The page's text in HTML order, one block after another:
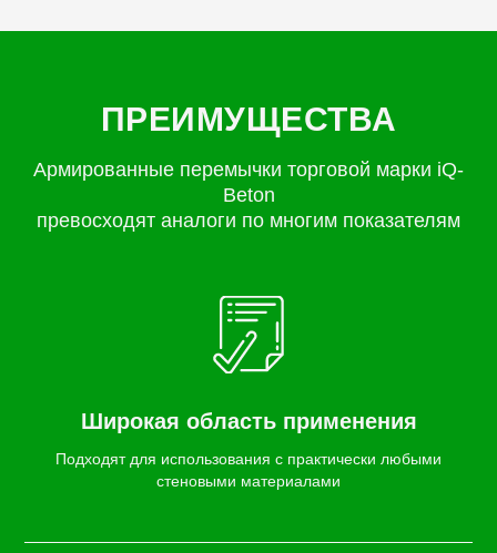
ПРЕИМУЩЕСТВА
Армированные перемычки торговой марки iQ-
Beton
превосходят аналоги по многим показателям
Широкая область применения
Подходят для использования с практически любыми
стеновыми материалами